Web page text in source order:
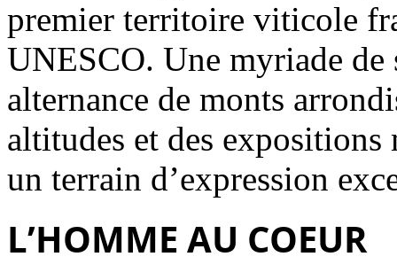
premier territoire viticole
UNESCO. Une myriade
alternance de monts
altitudes et des
un terrain d’expression
L’HOMME AU COEUR